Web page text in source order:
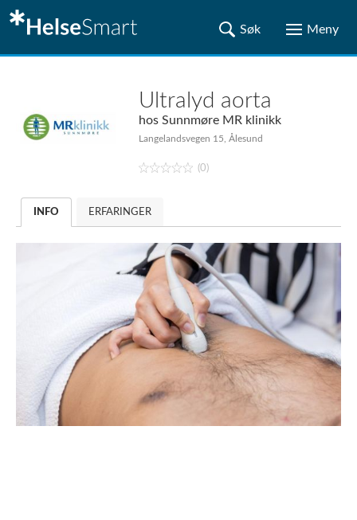
Ultralyd aorta
hos Sunnmøre MR klinikk
Langelandsvegen 15, Ålesund
(0)
INFO ERFARINGER